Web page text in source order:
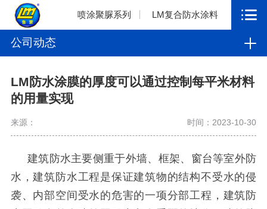
喷涂聚脲系列 LM复合防水涂料
公司动态
LM防水涂膜的厚度可以通过控制每平米材料
的用量实现
来源： 时间：2023-10-30
建筑防水主要侧重于外墙、框架、窗台等室外防
水，建筑防水工程是保证建筑物的结构不受水的侵
袭、内部空间受水的危害的一项分部工程，建筑防